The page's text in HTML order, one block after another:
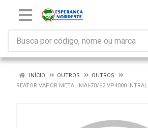
INÍCIO OUTROS
OUTROS
REATOR VAPOR METAL MAI-70/62 VP4000 INTRAL